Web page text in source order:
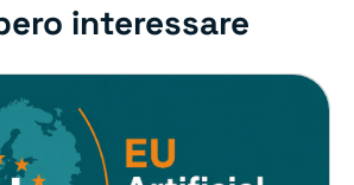
interessare